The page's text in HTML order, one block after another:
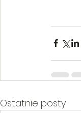
Ostatnie posty